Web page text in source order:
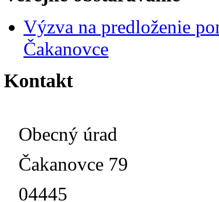
Výzva na predloženie
Čakanovce
Kontakt
Obecný úrad
Čakanovce 79
04445